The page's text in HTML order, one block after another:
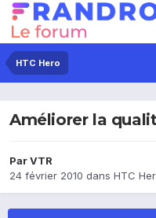
HTC Hero
Améliorer la
ParVTR
24 février 2010 dans HTC